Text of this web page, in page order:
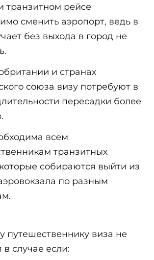
транзитном рейсе
сменить аэропорт, ведь в
без выхода в город не
и странах
союза визу потребуют в
пересадки более
всем
транзитных
собираются выйти из
по разным
путешественнику виза не
в случае если: